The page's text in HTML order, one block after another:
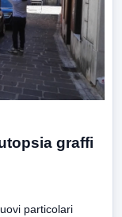
graffi
particolari